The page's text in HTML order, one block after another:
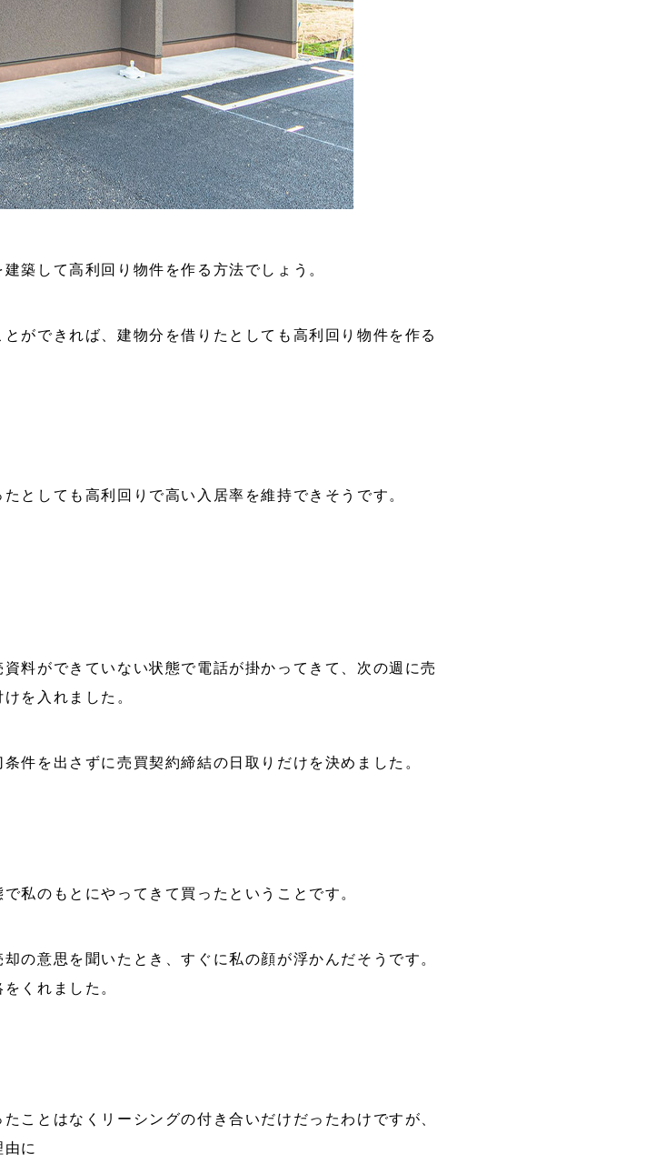
築して高利回り物件を作る方法でしょう。
ができれば、建物分を借りたとしても高利回り物件を作る
としても高利回りで高い入居率を維持できそうです。
料ができていない状態で電話が掛かってきて、次の週に売
を入れました。
件を出さずに売買契約締結の日取りだけを決めました。
私のもとにやってきて買ったということです。
の意思を聞いたとき、すぐに私の顔が浮かんだそうです。
くれました。
ことはなくリーシングの付き合いだけだったわけですが、
に